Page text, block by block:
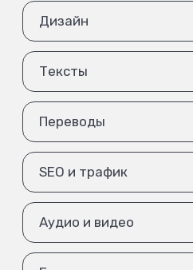
Дизайн
Тексты
Переводы
SEO и трафик
Аудио и видео